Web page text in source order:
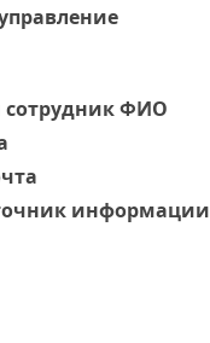
сотрудник ФИО
информации